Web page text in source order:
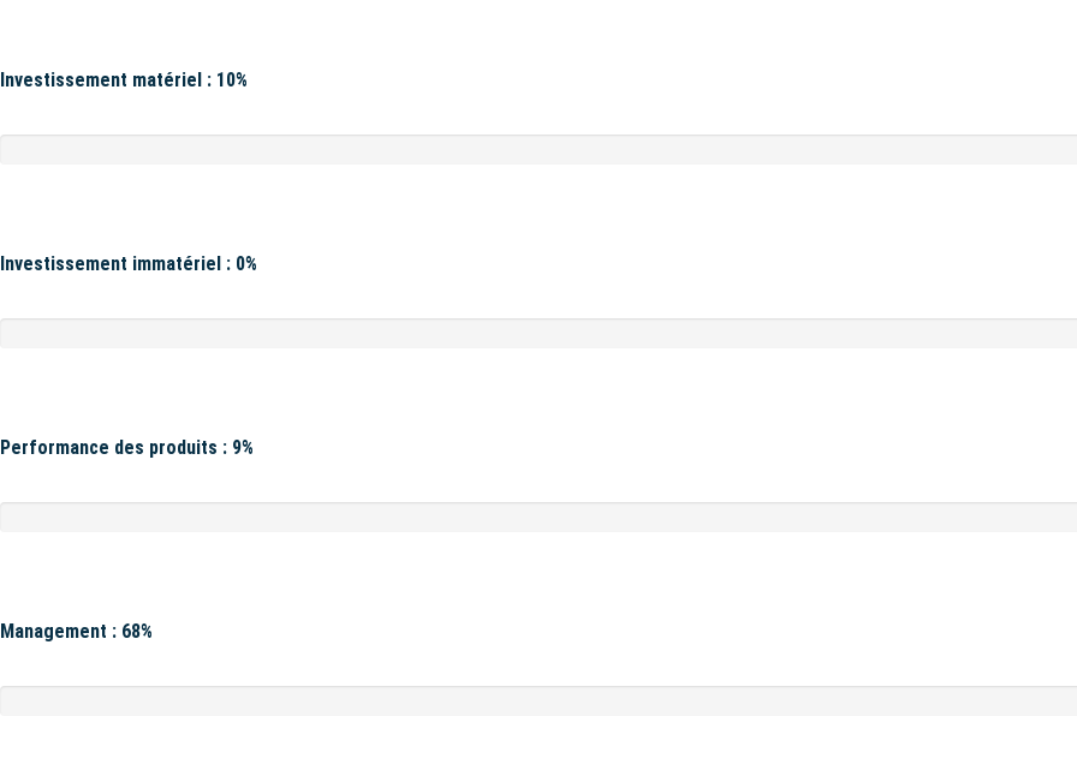
Investissement matériel : 10%
Investissement immatériel : 0%
Performance des produits : 9%
Management : 68%